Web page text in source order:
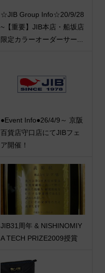
☆JIB Group Info☆20/9/28
~【重要】JIB本店・船坂店
限定カラーオーダーサー...
●Event Info●26/4/9～ 京阪
百貨店守口店にてJIBフェ
ア開催！
JIB31周年 & NISHINOMIY
A TECH PRIZE2009授賞